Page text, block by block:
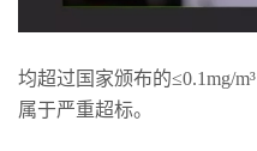
均超过国家颁布的≤0.1mg/m³
属于严重超标。